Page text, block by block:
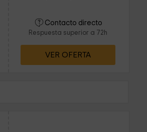
Contacto directo
Respuesta superior a 72h
VER OFERTA